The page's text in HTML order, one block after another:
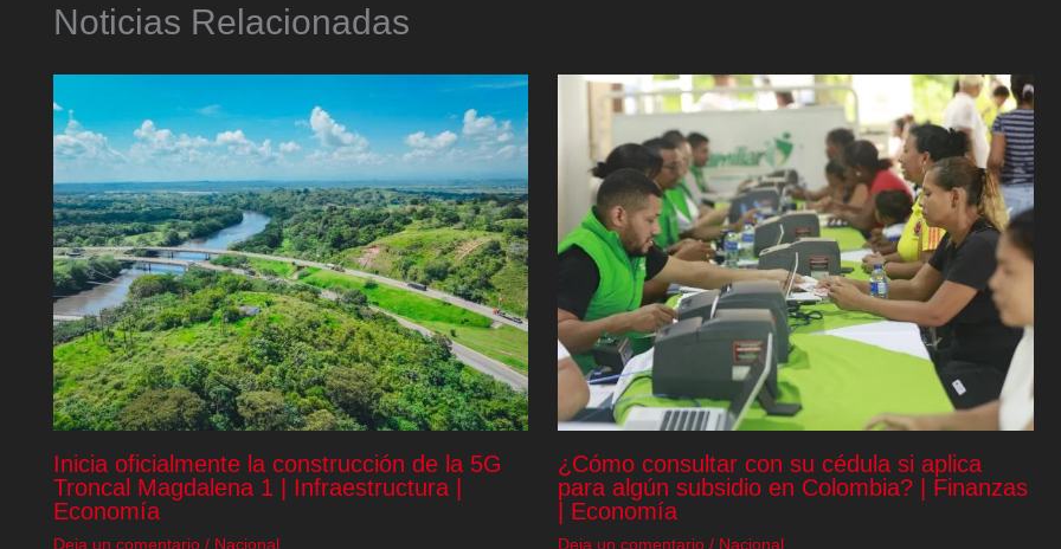
Noticias Relacionadas
Inicia oficialmente la construcción de la 5G
Troncal Magdalena 1 | Infraestructura |
Economía
Deja un comentario / Nacional
¿Cómo consultar con su cédula si aplica
para algún subsidio en Colombia? | Finanzas
| Economía
Deja un comentario / Nacional